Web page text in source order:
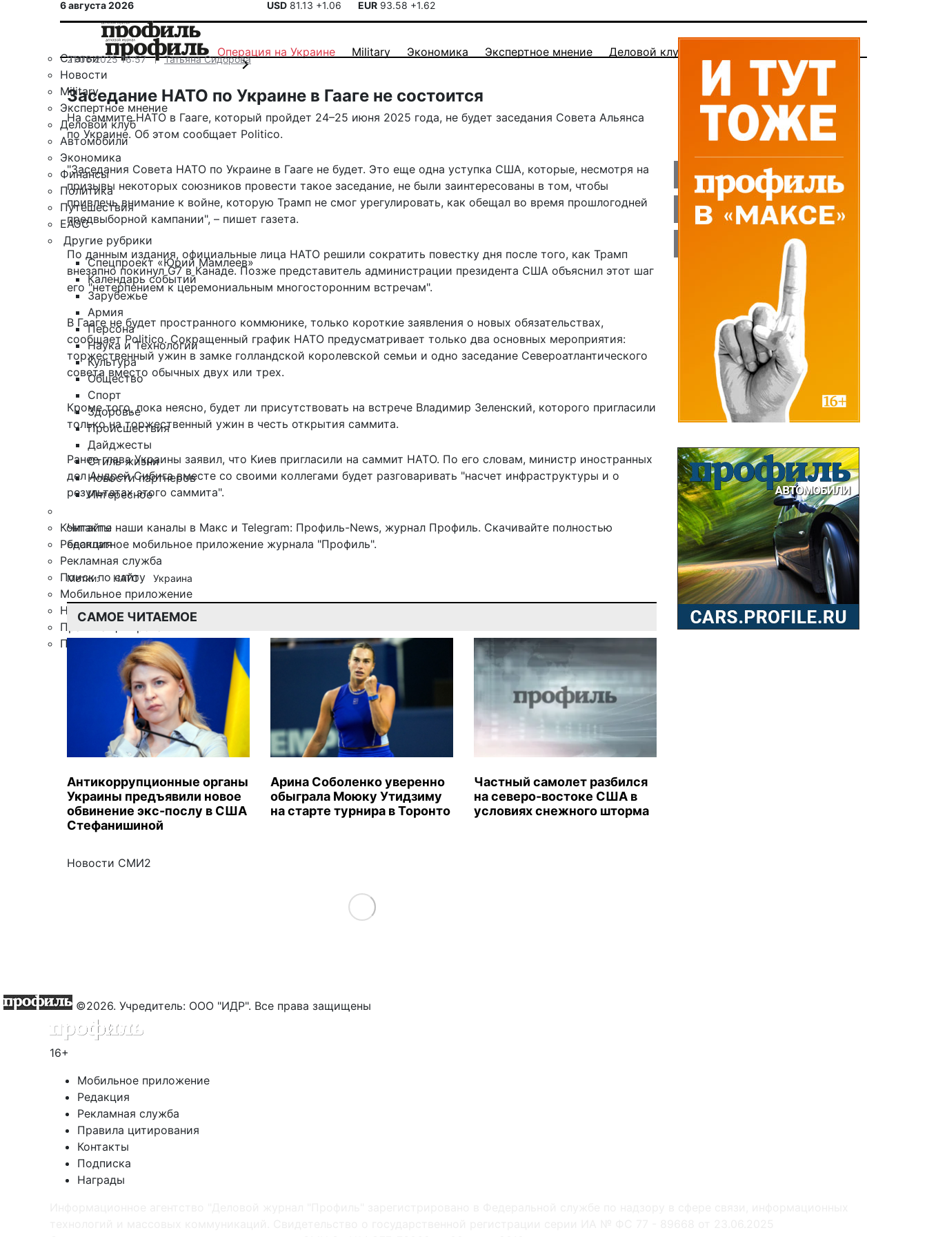
6 августа 2026 USD 81.13 +1.06 EUR 93.58 +1.62
Статьи
Новости
Military
Экспертное мнение
Деловой клуб
Автомобили
Экономика
Финансы
Политика
Путешествия
ЕАЭС
Другие рубрики
Спецпроект «Юрий Мамлеев»
Календарь событий
Зарубежье
Армия
Персона
Наука и Технологии
Культура
Общество
Спорт
Здоровье
Происшествия
Дайджесты
Стиль жизни
Новости партнеров
Интересное
Контакты
Редакция
Рекламная служба
Поиск по сайту
Мобильное приложение
Награды
Правила цитирования
Подписка
Операция на Украине Military Экономика Экспертное мнение Деловой клуб
21.06.2025 16:57 Татьяна Сидорова
Заседание НАТО по Украине в Гааге не состоится
На саммите НАТО в Гааге, который пройдет 24–25 июня 2025 года, не будет заседания Совета Альянса
по Украине. Об этом сообщает Politico.
"Заседания Совета НАТО по Украине в Гааге не будет. Это еще одна уступка США, которые, несмотря на
призывы некоторых союзников провести такое заседание, не были заинтересованы в том, чтобы
привлечь внимание к войне, которую Трамп не смог урегулировать, как обещал во время прошлогодней
предвыборной кампании", – пишет газета.
По данным издания, официальные лица НАТО решили сократить повестку дня после того, как Трамп
внезапно покинул G7 в Канаде. Позже представитель администрации президента США объяснил этот шаг
его "нетерпением к церемониальным многосторонним встречам".
В Гааге не будет пространного коммюнике, только короткие заявления о новых обязательствах,
сообщает Politico. Сокращенный график НАТО предусматривает только два основных мероприятия:
торжественный ужин в замке голландской королевской семьи и одно заседание Североатлантического
совета вместо обычных двух или трех.
Кроме того, пока неясно, будет ли присутствовать на встрече Владимир Зеленский, которого пригласили
только на торжественный ужин в честь открытия саммита.
Ранее глава Украины заявил, что Киев пригласили на саммит НАТО. По его словам, министр иностранных
дел Андрей Сибига вместе со своими коллегами будет разговаривать "насчет инфраструктуры и о
результатах этого саммита".
Читайте наши каналы в Макс и Telegram: Профиль-News, журнал Профиль. Скачивайте полностью
бесплатное мобильное приложение журнала "Профиль".
Метки: НАТО Украина
САМОЕ ЧИТАЕМОЕ
Антикоррупционные органы
Украины предъявили новое
обвинение экс-послу в США
Стефанишиной
Арина Соболенко уверенно
обыграла Моюку Утидзиму
на старте турнира в Торонто
Частный самолет разбился
на северо-востоке США в
условиях снежного шторма
Новости СМИ2
Load More
©2026. Учредитель: ООО "ИДР". Все права защищены
16+
Мобильное приложение
Редакция
Рекламная служба
Правила цитирования
Контакты
Подписка
Награды